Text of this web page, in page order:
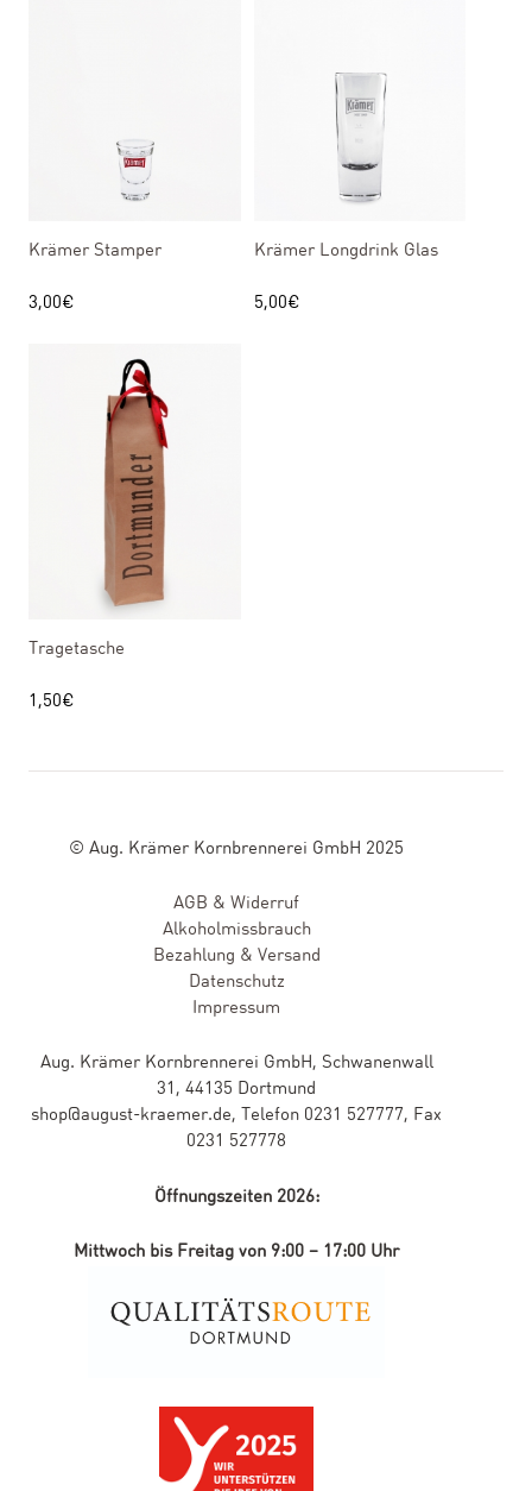
Krämer Stamper
3,00€
Krämer Longdrink Glas
5,00€
Tragetasche
1,50€
© Aug. Krämer Kornbrennerei GmbH 2025
AGB & Widerruf
Alkoholmissbrauch
Bezahlung & Versand
Datenschutz
Impressum
Aug. Krämer Kornbrennerei GmbH, Schwanenwall
31, 44135 Dortmund
shop@august-kraemer.de, Telefon 0231 527777, Fax
0231 527778
Öffnungszeiten 2026:
Mittwoch bis Freitag von 9:00 – 17:00 Uhr